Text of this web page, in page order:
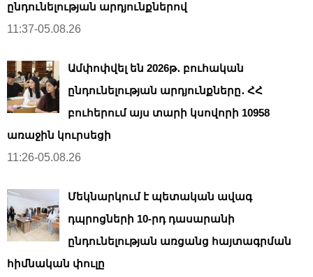
ընդունելության արդյունքներով
11:37-05.08.26
Ամփոփվել են 2026թ․ բուհական
ընդունելության արդյունքները․ ՀՀ
բուհերում այս տարի կսովորի 10958
առաջին կուրսեցի
11:26-05.08.26
Մեկնարկում է պետական ավագ
դպրոցների 10-րդ դասարանի
ընդունելության առցանց հայտագրման
հիմնական փուլը